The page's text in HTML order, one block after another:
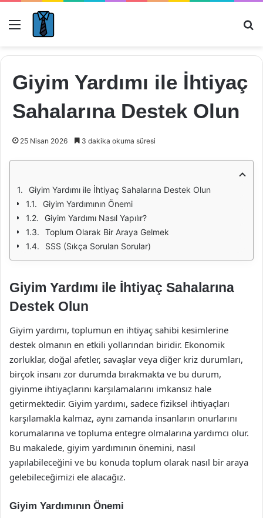
Menü
Giyim Yardımı ile İhtiyaç
Sahalarına Destek Olun
25 Nisan 2026 3 dakika okuma süresi
Giyim Yardımı ile İhtiyaç Sahalarına Destek Olun
Giyim Yardımının Önemi
Giyim Yardımı Nasıl Yapılır?
Toplum Olarak Bir Araya Gelmek
SSS (Sıkça Sorulan Sorular)
Giyim Yardımı ile İhtiyaç Sahalarına
Destek Olun
Giyim yardımı, toplumun en ihtiyaç sahibi kesimlerine
destek olmanın en etkili yollarından biridir. Ekonomik
zorluklar, doğal afetler, savaşlar veya diğer kriz durumları,
birçok insanı zor durumda bırakmakta ve bu durum,
giyinme ihtiyaçlarını karşılamalarını imkansız hale
getirmektedir. Giyim yardımı, sadece fiziksel ihtiyaçları
karşılamakla kalmaz, aynı zamanda insanların onurlarını
korumalarına ve topluma entegre olmalarına yardımcı olur.
Bu makalede, giyim yardımının önemini, nasıl
yapılabileceğini ve bu konuda toplum olarak nasıl bir araya
gelebileceğimizi ele alacağız.
Giyim Yardımının Önemi